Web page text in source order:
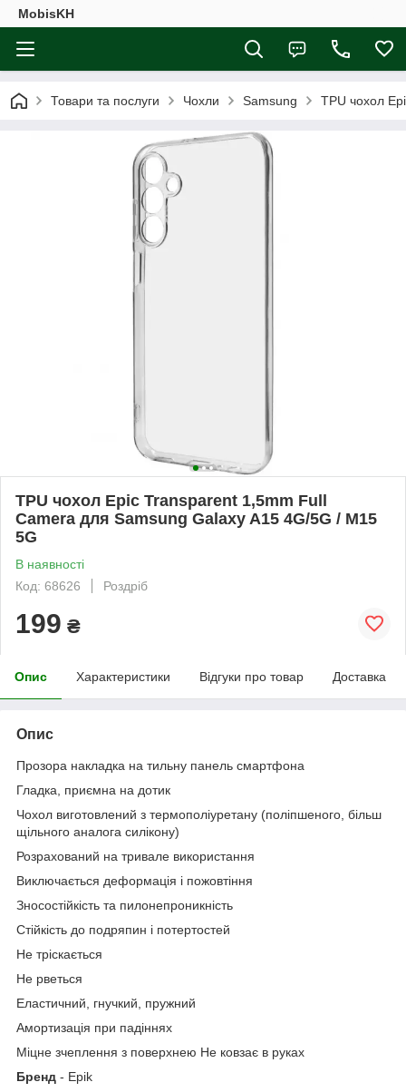
MobisKH
Товари та послуги Чохли Samsung TPU чохол
TPU чохол Epic Transparent 1,5mm Full
Camera для Samsung Galaxy A15 4G/5G / M15
5G
В наявності
Код: 68626
Роздріб
199 ₴
Опис Характеристики Відгуки про товар Доставка
Опис
Прозора накладка на тильну панель смартфона
Гладка, приємна на дотик
Чохол виготовлений з термополiуретану (поліпшеного, більш
щільного аналога силікону)
Розрахований на тривале використання
Виключається деформація і пожовтіння
Зносостійкість та пилонепроникність
Стійкість до подряпин і потертостей
Не тріскається
Не рветься
Еластичний, гнучкий, пружний
Амортизація при падіннях
Міцне зчеплення з поверхнею Не ковзає в руках
Бренд - Epik